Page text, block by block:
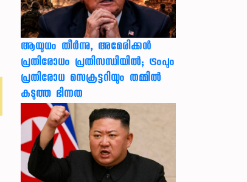
ആയുധം തീർന്നു, അമേരിക്കൻ
പ്രതിരോധം പ്രതിസന്ധിയിൽ; ട്രംപും
പ്രതിരോധ സെക്രട്ടറിയും തമ്മിൽ
കടുത്ത ഭിന്നത